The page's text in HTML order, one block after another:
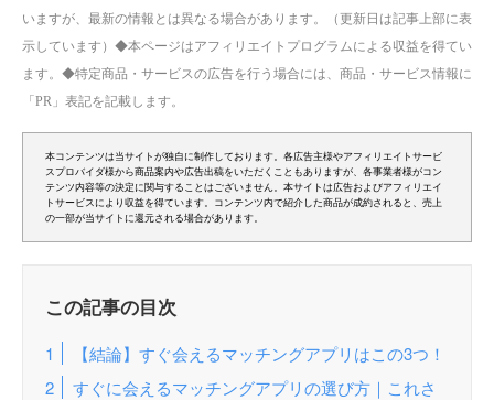
いますが、最新の情報とは異なる場合があります。（更新日は記事上部に表
示しています）◆本ページはアフィリエイトプログラムによる収益を得てい
ます。◆特定商品・サービスの広告を行う場合には、商品・サービス情報に
「PR」表記を記載します。
本コンテンツは当サイトが独自に制作しております。各広告主様やアフィリエイトサービ
スプロバイダ様から商品案内や広告出稿をいただくこともありますが、各事業者様がコン
テンツ内容等の決定に関与することはございません。本サイトは広告およびアフィリエイ
トサービスにより収益を得ています。コンテンツ内で紹介した商品が成約されると、売上
の一部が当サイトに還元される場合があります。
この記事の目次
【結論】すぐ会えるマッチングアプリはこの3つ！
すぐに会えるマッチングアプリの選び方｜これさ